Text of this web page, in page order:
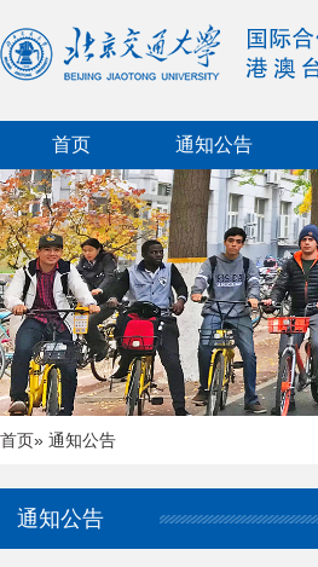
首页 通知公告
首页» 通知公告
通知公告